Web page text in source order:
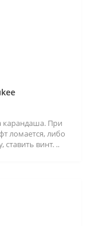
карандаша. При
ломается, либо
ставить винт. ..